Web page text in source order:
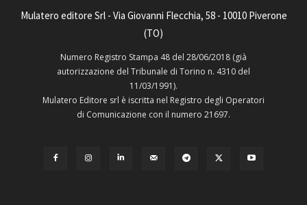
Mulatero editore Srl - Via Giovanni Flecchia, 58 - 10010 Piverone
(TO)
Numero Registro Stampa 48 del 28/06/2018 (già
autorizzazione del Tribunale di Torino n. 4310 del
11/03/1991).
Mulatero Editore srl è iscritta nel Registro degli Operatori
di Comunicazione con il numero 21697.